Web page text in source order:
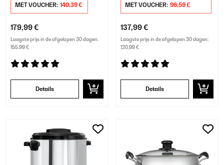
MET VOUCHER: 140,39 €
179,99 €
Laagste prijs in de afgelopen 30 dagen:
155,99 €
Details
MET VOUCHER: 96,59 €
137,99 €
Laagste prijs in de afgelopen 30 dagen:
120,99 €
Details